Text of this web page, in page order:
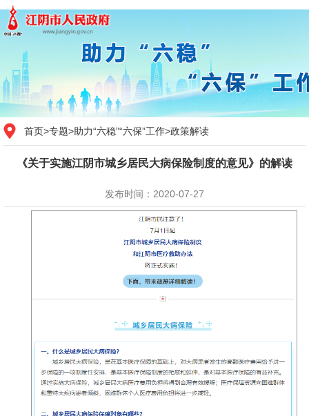
首页>专题>助力“六稳”“六保”工作>政策解读
《关于实施江阴市城乡居民大病保险制度的意见》的解读
发布时间：2020-07-27